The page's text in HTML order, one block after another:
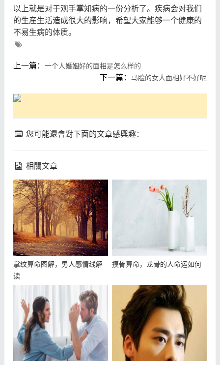
以上就是对于观手掌知病的一份分析了。疾病会对我们
的生産生活造成很大的影响，希望大家能够一个健康的
不易生病的体质。
上一篇： 一个人婚姻好的面相是怎么样的
下一篇：马脸的女人面相好不好呢
您可能還會對下面的文章感興趣：
相關文章
掌纹算命图解，男人感情线解
读
摸骨算命，龙骨的人命运如何